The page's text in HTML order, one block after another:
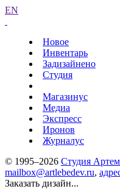
EN
Новое
Инвентарь
Задизайнено
Студия
Магазинус
Медиа
Экспресс
Иронов
Журналус
© 1995–2026 Студия
mailbox@artlebedev.ru,
Заказать дизайн...